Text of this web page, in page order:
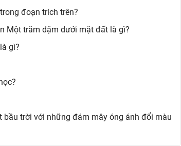
đoạn trích trên?
Một trăm dặm dưới mặt đất là gì?
gì?
bầu trời với những đám mây óng ánh đổi màu